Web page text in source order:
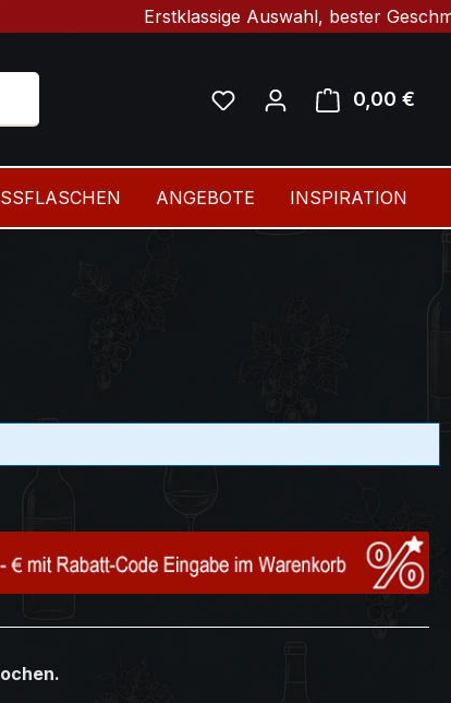
Erstklassige Auswahl, bester
Du hast 0 Produkte auf
0,00 €
ANGEBOTE INSPIRATION